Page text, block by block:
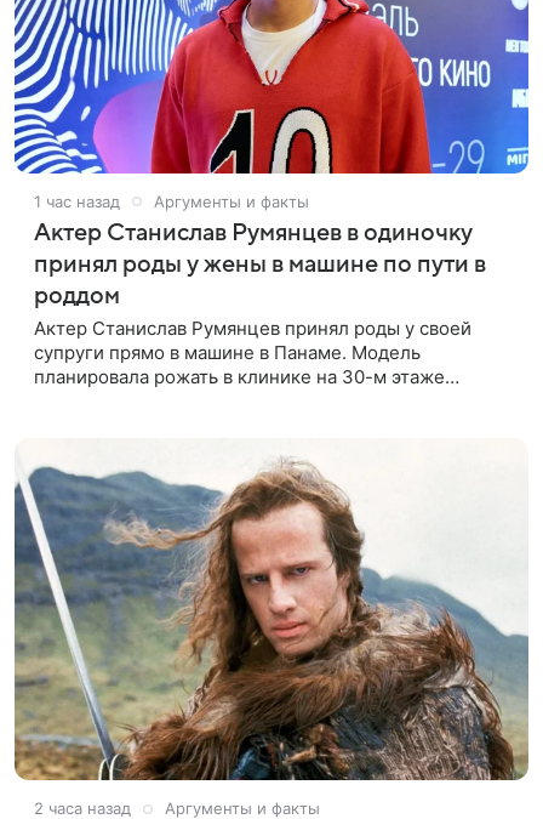
1 час назад Аргументы и факты
Актер Станислав Румянцев в одиночку
принял роды у жены в машине по пути в
роддом
Актер Станислав Румянцев принял роды у своей
супруги прямо в машине в Панаме. Модель
планировала рожать в клинике на 30-м этаже
2 часа назад Аргументы и факты